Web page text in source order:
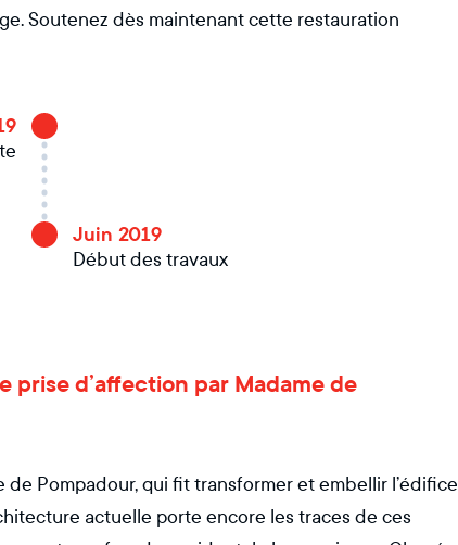
Soutenez dès maintenant cette restauration
Juin 2019
Début des travaux
prise d’affection par Madame de
de Pompadour, qui fit transformer et embellir l’édifice
actuelle porte encore les traces de ces